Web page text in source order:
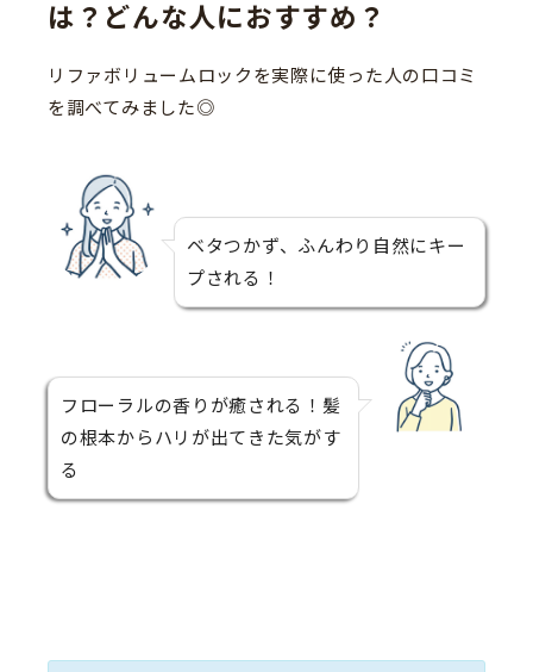
は？どんな人におすすめ？
リファボリュームロックを実際に使った人の口コミ
を調べてみました◎
ベタつかず、ふんわり自然にキー
プされる！
フローラルの香りが癒される！髪
の根本からハリが出てきた気がす
る